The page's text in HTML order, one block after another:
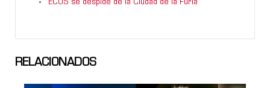
ECOS se despide de la Ciudad de la Furia
RELACIONADOS